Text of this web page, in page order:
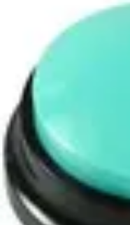
Développement Logiciel
OptimisationAmélioration
Code Simplifié